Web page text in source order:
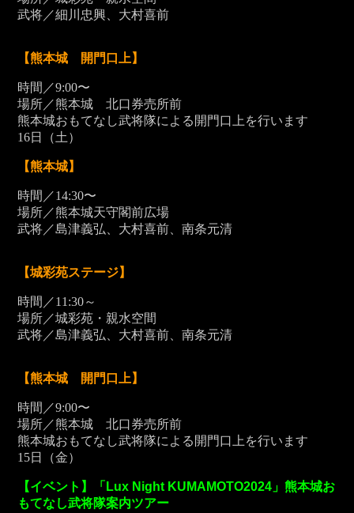
武将／細川忠興、大村喜前
【熊本城 開門口上】
時間／9:00〜
場所／熊本城 北口券売所前
熊本城おもてなし武将隊による開門口上を行います
16日（土）
【熊本城】
時間／14:30〜
場所／熊本城天守閣前広場
武将／島津義弘、大村喜前、南条元清
【城彩苑ステージ】
時間／11:30～
場所／城彩苑・親水空間
武将／島津義弘、大村喜前、南条元清
【熊本城 開門口上】
時間／9:00〜
場所／熊本城 北口券売所前
熊本城おもてなし武将隊による開門口上を行います
15日（金）
【イベント】「Lux Night KUMAMOTO2024」熊本城お
もてなし武将隊案内ツアー